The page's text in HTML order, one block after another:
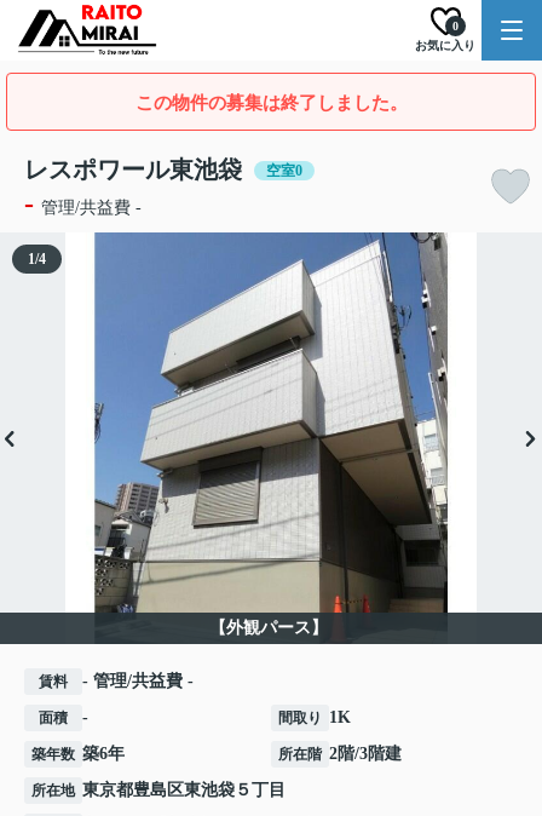
お気に入り
0
この物件の募集は終了しました。
レスポワール東池袋 空室0
- 管理/共益費 -
【外観パース】
1/4
賃料 - 管理/共益費 -
面積 - 間取り 1K
築年数 築6年 所在階 2階/3階建
所在地 東京都豊島区東池袋 ５丁目